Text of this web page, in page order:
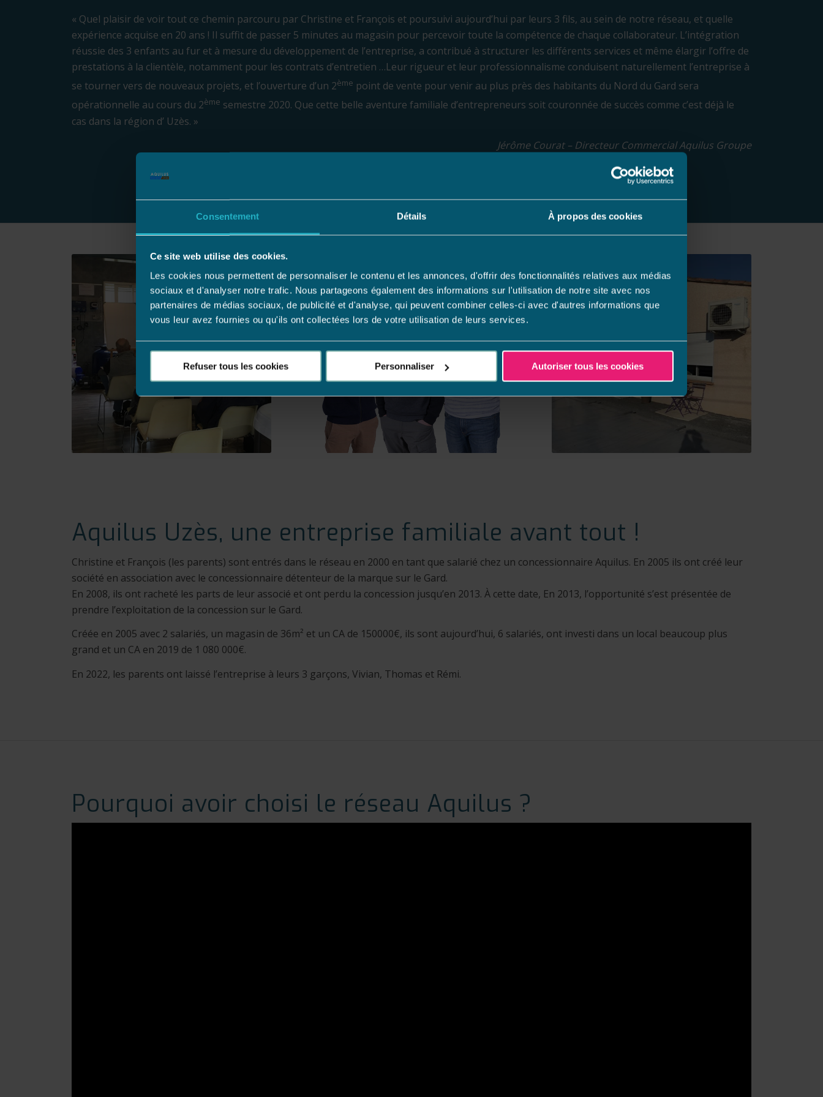
Consentement Détails À propos des cookies
Ce site web utilise des cookies.
Les cookies nous permettent de personnaliser le contenu et les annonces, d'offrir des fonctionnalités relatives aux médias
sociaux et d'analyser notre trafic. Nous partageons également des informations sur l'utilisation de notre site avec nos
partenaires de médias sociaux, de publicité et d'analyse, qui peuvent combiner celles-ci avec d'autres informations que
vous leur avez fournies ou qu'ils ont collectées lors de votre utilisation de leurs services.
Refuser tous les cookies Personnaliser Autoriser tous les cookies
« Quel plaisir de voir tout ce chemin parcouru par Christine et François et poursuivi aujourd’hui par leurs 3 fils, au sein de notre réseau, et quelle
expérience acquise en 20 ans ! Il suffit de passer 5 minutes au magasin pour percevoir toute la compétence de chaque collaborateur. L’intégration
réussie des 3 enfants au fur et à mesure du développement de l’entreprise, a contribué à structurer les différents services et même élargir l’offre de
prestations à la clientèle, notamment pour les contrats d’entretien …Leur rigueur et leur professionnalisme conduisent naturellement l’entreprise à
se tourner vers de nouveaux projets, et l’ouverture d’un 2ème point de vente pour venir au plus près des habitants du Nord du Gard sera
opérationnelle au cours du 2ème semestre 2020. Que cette belle aventure familiale d’entrepreneurs soit couronnée de succès comme c’est déjà le
cas dans la région d’ Uzès. »
Jérôme Courat – Directeur Commercial Aquilus Groupe
Aquilus Uzès, une entreprise familiale avant tout !
Christine et François (les parents) sont entrés dans le réseau en 2000 en tant que salarié chez un concessionnaire Aquilus. En 2005 ils ont créé leur
société en association avec le concessionnaire détenteur de la marque sur le Gard.
En 2008, ils ont racheté les parts de leur associé et ont perdu la concession jusqu’en 2013. À cette date, En 2013, l’opportunité s’est présentée de
prendre l’exploitation de la concession sur le Gard.
Créée en 2005 avec 2 salariés, un magasin de 36m² et un CA de 150000€, ils sont aujourd’hui, 6 salariés, ont investi dans un local beaucoup plus
grand et un CA en 2019 de 1 080 000€.
En 2022, les parents ont laissé l’entreprise à leurs 3 garçons, Vivian, Thomas et Rémi.
Pourquoi avoir choisi le réseau Aquilus ?